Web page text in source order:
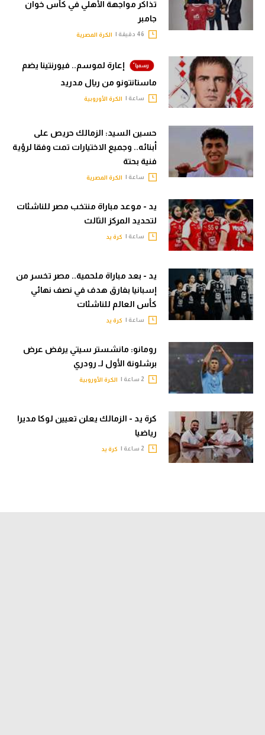
تذاكر مواجهة الأهلي في كأس خوان
جامبر
الكرة المصرية
إعارة لموسم.. فيورنتينا يضم
ماستانتونو من ريال مدريد
ساعة | الكرة الأوروبية
حسين السيد: الزمالك حريص على
أبنائه.. وجميع الاختيارات تمت وفقا لرؤية
فنية بحتة
ساعة | الكرة المصرية
يد - موعد مباراة منتخب مصر للناشئات
لتحديد المركز الثالث
ساعة | كرة يد
يد - بعد مباراة ملحمية.. مصر تخسر من
إسبانيا بفارق هدف في نصف نهائي
كأس العالم للناشئات
ساعة | كرة يد
رومانو: مانشستر سيتي يرفض عرض
برشلونة الأول لـ رودري
الكرة الأوروبية
كرة يد - الزمالك يعلن تعيين لوكا مديرا
رياضيا
كرة يد